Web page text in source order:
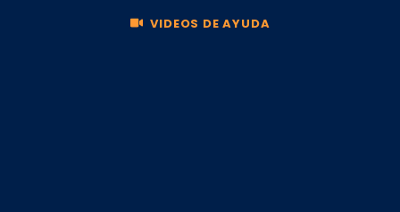
VIDEOS DE AYUDA